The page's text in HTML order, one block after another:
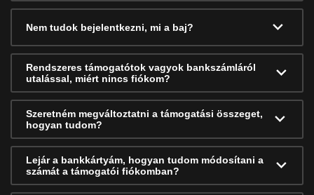
Nem tudok bejelentkezni, mi a baj?
Rendszeres támogatótok vagyok bankszámláról
utalással, miért nincs fiókom?
Szeretném megváltoztatni a támogatási összeget,
hogyan tudom?
Lejár a bankkártyám, hogyan tudom módosítani a
számát a támogatói fiókomban?